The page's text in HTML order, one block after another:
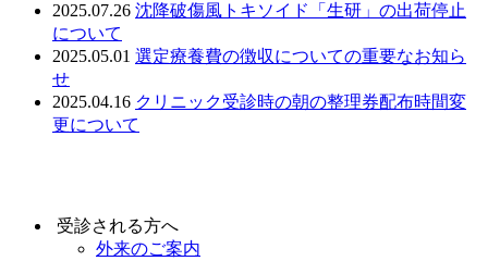
2025.07.26 沈降破傷風トキソイド「生研」の出荷停止
について
2025.05.01 選定療養費の徴収についての重要なお知ら
せ
2025.04.16 クリニック受診時の朝の整理券配布時間変
更について
受診される方へ
外来のご案内